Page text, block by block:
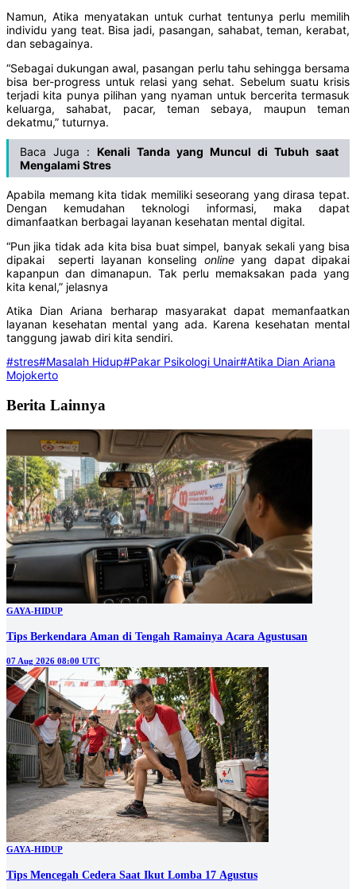
Namun, Atika menyatakan untuk curhat tentunya perlu memilih
individu yang teat. Bisa jadi, pasangan, sahabat, teman, kerabat,
dan sebagainya.
“Sebagai dukungan awal, pasangan perlu tahu sehingga bersama
bisa ber-progress untuk relasi yang sehat. Sebelum suatu krisis
terjadi kita punya pilihan yang nyaman untuk bercerita termasuk
keluarga, sahabat, pacar, teman sebaya, maupun teman
dekatmu,” tuturnya.
Baca Juga : Kenali Tanda yang Muncul di Tubuh saat
Mengalami Stres
Apabila memang kita tidak memiliki seseorang yang dirasa tepat.
Dengan kemudahan teknologi informasi, maka dapat
dimanfaatkan berbagai layanan kesehatan mental digital.
“Pun jika tidak ada kita bisa buat simpel, banyak sekali yang bisa
dipakai seperti layanan konseling onlineyang dapat dipakai
kapanpun dan dimanapun. Tak perlu memaksakan pada yang
kita kenal,” jelasnya
Atika Dian Ariana berharap masyarakat dapat memanfaatkan
layanan kesehatan mental yang ada. Karena kesehatan mental
tanggung jawab diri kita sendiri.
#stres#Masalah Hidup#Pakar Psikologi Unair#Atika Dian Ariana
Mojokerto
Berita Lainnya
GAYA-HIDUP
Tips Berkendara Aman di Tengah Ramainya Acara Agustusan
07 Aug 2026 08:00 UTC
GAYA-HIDUP
Tips Mencegah Cedera Saat Ikut Lomba 17 Agustus